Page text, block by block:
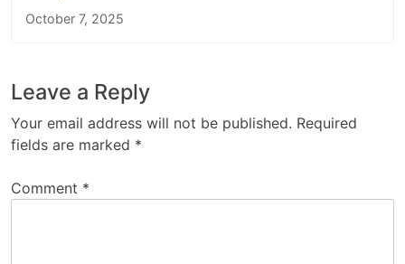
October 7, 2025
Leave a Reply
Your email address will not be published. Required
fields are marked *
Comment *